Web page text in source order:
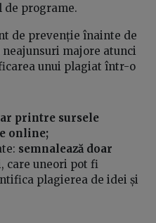
de programe.
de prevenție înainte de
neajunsuri majore atunci
unui plagiat într-o
printre sursele
online;
semnalează doar
, care uneori pot fi
plagierea de idei și